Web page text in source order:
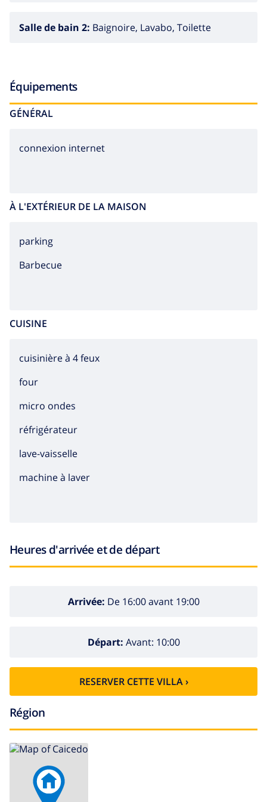
Salle de bain 2: Baignoire, Lavabo, Toilette
Équipements
GÉNÉRAL
connexion internet
À L'EXTÉRIEUR DE LA MAISON
parking
barbecue
CUISINE
cuisinière à 4 feux
four
micro ondes
réfrigérateur
lave-vaisselle
machine à laver
Heures d'arrivée et de départ
Arrivée: De 16:00 avant 19:00
Départ: Avant: 10:00
RESERVER CETTE VILLA ›
Région